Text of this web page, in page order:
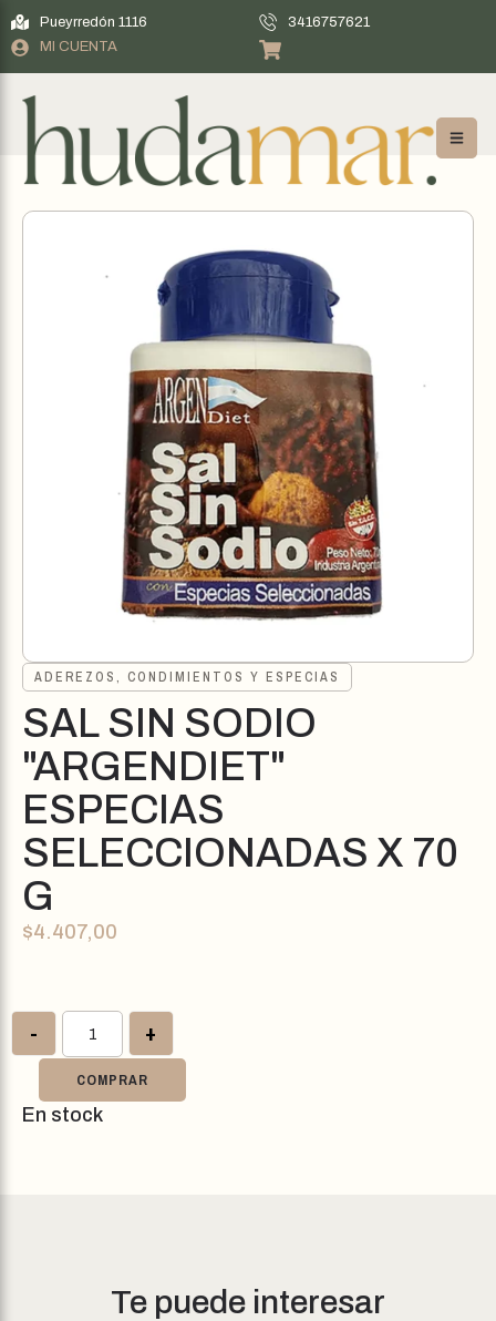
Pueyrredón 1116
3416757621
MI CUENTA
ADEREZOS, CONDIMIENTOS Y ESPECIAS
SAL SIN SODIO
"ARGENDIET"
ESPECIAS
SELECCIONADAS X 70
G
$4.407,00
- +
COMPRAR
En stock
Te puede interesar